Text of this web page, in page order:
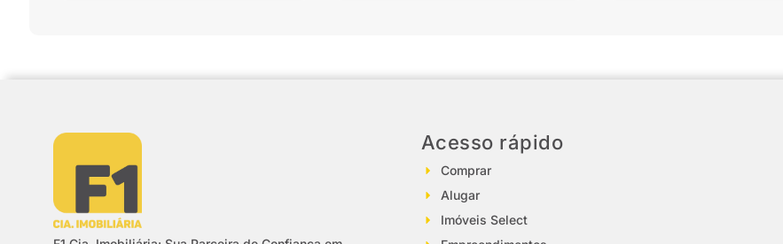
Acesso rápido
Comprar
Alugar
Imóveis Select